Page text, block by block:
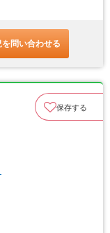
問い合わせる
保存する